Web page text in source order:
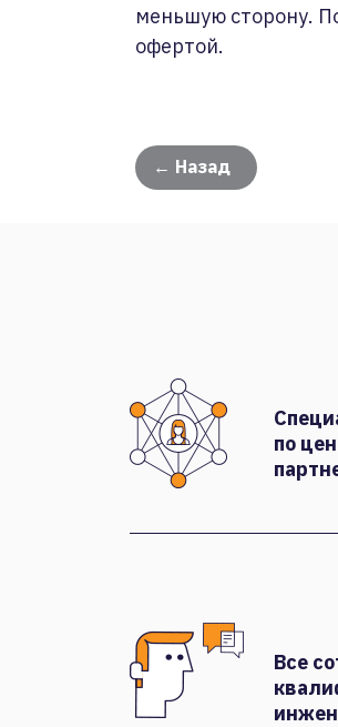
меньшую сторону.
офертой.
← Назад
по
Все